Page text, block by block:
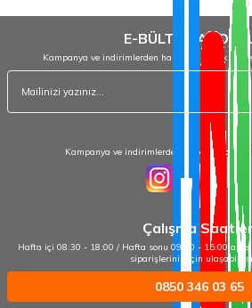
E-BÜLTEN
Kampanya ve indirimlerden haberdar olmak için
Kampanya ve indirimlerden haberdar
Çalışma
Hafta içi 08:30 - 18:00 / Hafta sonu 09:00 - 15:00
siparişleriniz için
0850 346 03 65